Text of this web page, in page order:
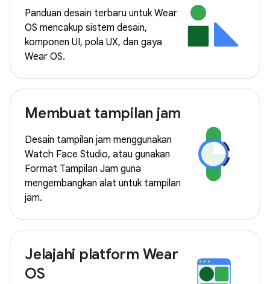
Panduan desain terbaru untuk Wear
OS mencakup sistem desain,
komponen UI, pola UX, dan gaya
Wear OS.
Membuat tampilan jam
Desain tampilan jam menggunakan
Watch Face Studio, atau gunakan
Format Tampilan Jam guna
mengembangkan alat untuk tampilan
jam.
Jelajahi platform Wear
OS